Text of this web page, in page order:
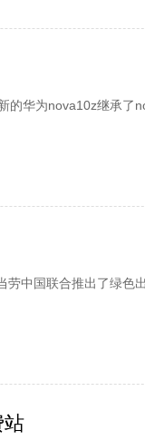
的华为nova10z继承了
中国联合推出了绿色
站